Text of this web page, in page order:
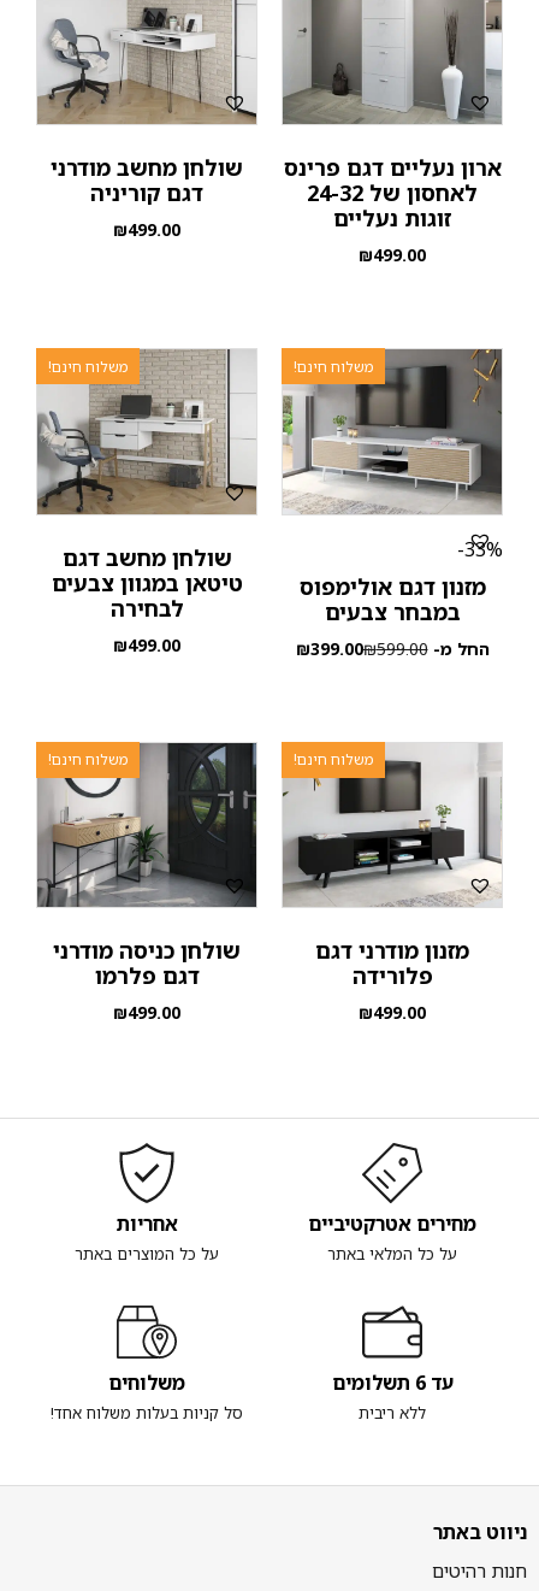
ארון נעליים דגם פרינס
לאחסון של 24-32
זוגות נעליים
₪499.00
שולחן מחשב מודרני
דגם קוריניה
₪499.00
משלוח חינם!
33%-
מזנון דגם אולימפוס
במבחר צבעים
החל מ- ₪599.00
₪399.00
משלוח חינם!
שולחן מחשב דגם
טיטאן במגוון צבעים
לבחירה
₪499.00
משלוח חינם!
מזנון מודרני דגם
פלורידה
₪499.00
משלוח חינם!
שולחן כניסה מודרני
דגם פלרמו
₪499.00
מחירים אטרקטיביים
על כל המלאי באתר
אחריות
על כל המוצרים באתר
עד 6 תשלומים
ללא ריבית
משלוחים
סל קניות בעלות משלוח אחד!
ניווט באתר
חנות רהיטים